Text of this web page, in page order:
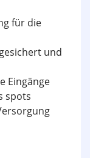
für die
und
Eingänge
spots